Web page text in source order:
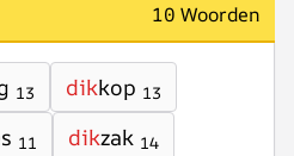
10 Woorden
13 dikkop 13
11 dikzak 14